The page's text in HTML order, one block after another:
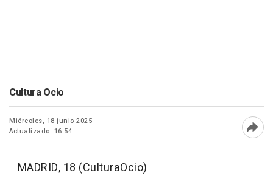
Cultura Ocio
Miércoles, 18 junio 2025
Actualizado: 16:54
MADRID, 18 (CulturaOcio)